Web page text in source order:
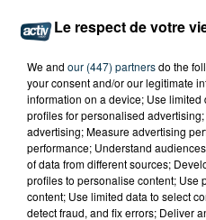
BASKET : LA CHORALE
BOUT
Le respect de votre
We and our (447) partnersdo the
your consent and/or our legitimate
information on a device; Use
profiles for personalised
advertising; Measure advertising
performance; Understand
of data from different sources;
profiles to personalise content; Use
content; Use limited data to select
detect fraud, and fix errors; Deliver